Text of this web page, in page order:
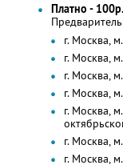
Платно - 100р.
г. Москва,
г. Москва,
г. Москва,
г. Москва,
г. Москва,
г. Москва,
г. Москва,